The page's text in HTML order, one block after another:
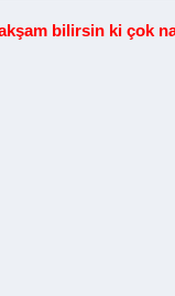
bilirsin ki çok